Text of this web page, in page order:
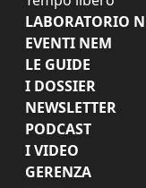
LABORATORIO
EVENTI NEM
LE GUIDE
I DOSSIER
NEWSLETTER
PODCAST
I VIDEO
GERENZA